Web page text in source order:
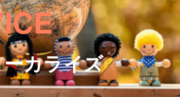
カライズ